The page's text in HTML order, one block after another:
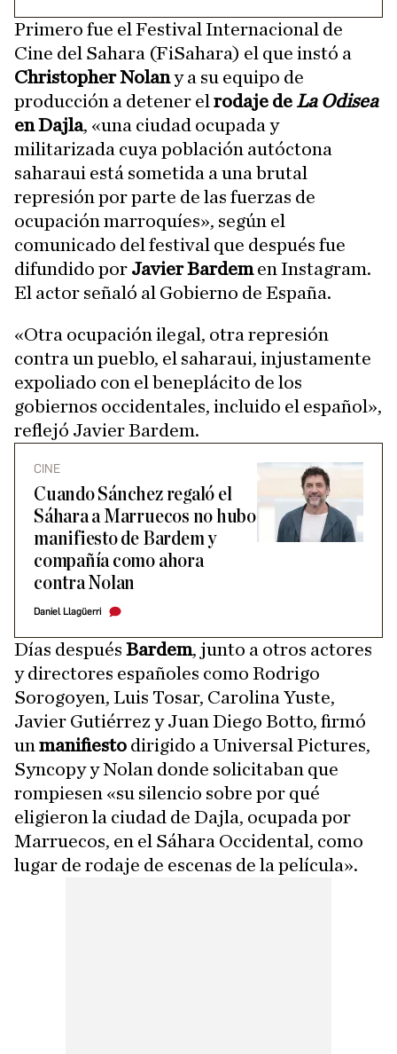
Primero fue el Festival Internacional de
Cine del Sahara (FiSahara) el que instó a
Christopher Nolany a su equipo de
producción a detener el rodaje de La Odisea
en Dajla, «una ciudad ocupada y
militarizada cuya población autóctona
saharaui está sometida a una brutal
represión por parte de las fuerzas de
ocupación marroquíes», según el
comunicado del festival que después fue
difundido por Javier Bardemen Instagram.
El actor señaló al Gobierno de España.
«Otra ocupación ilegal, otra represión
contra un pueblo, el saharaui, injustamente
expoliado con el beneplácito de los
gobiernos occidentales, incluido el español»,
reflejó Javier Bardem.
CINE
Cuando Sánchez regaló el
Sáhara a Marruecos no hubo
manifiesto de Bardem y
compañía como ahora
contra Nolan
Daniel Llagüerri
Días después Bardem, junto a otros actores
y directores españoles como Rodrigo
Sorogoyen, Luis Tosar, Carolina Yuste,
Javier Gutiérrez y Juan Diego Botto, firmó
un manifiesto dirigido a Universal Pictures,
Syncopy y Nolan donde solicitaban que
rompiesen «su silencio sobre por qué
eligieron la ciudad de Dajla, ocupada por
Marruecos, en el Sáhara Occidental, como
lugar de rodaje de escenas de la película».